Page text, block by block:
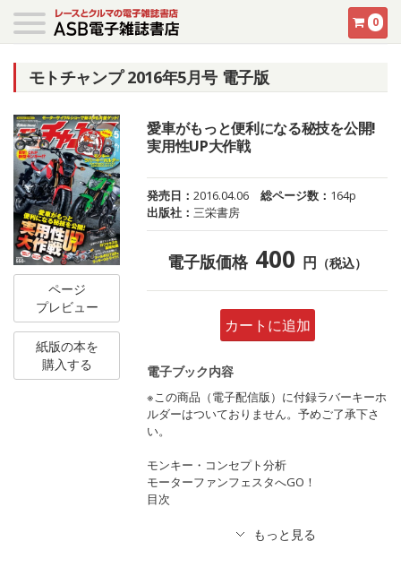
0
モトチャンプ 2016年5月号 電子版
ページ
プレビュー
紙版の本を
購入する
愛車がもっと便利になる秘技を公開!
実用性UP大作戦
発売日：2016.04.06 総ページ数： 164p
出版社：三栄書房
電子版価格 400 円 （税込）
カートに追加
電子ブック内容
※この商品（電子配信版）に付録ラバーキーホ
ルダーはついておりません。予めご了承下さ
い。
モンキー・コンセプト分析
モーターファンフェスタへGO！
目次